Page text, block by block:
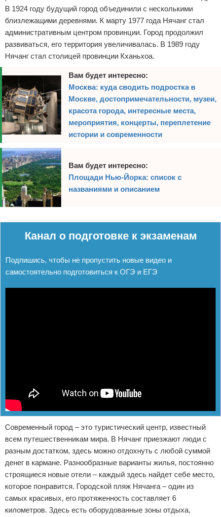
В 1924 году будущий город объединили с несколькими
близлежащими деревнями. К марту 1977 года Нячанг стал
административным центром провинции. Город продолжил
развиваться, его территория увеличивалась. В 1989 году
Нячанг стал столицей провинции Кханьхоа.
Вам будет интересно:
Москва: куда сводить подростка в
Москве, достопримечательности, музеи,
красота города, интересные места,
мероприятия, концерты, переплетение
истории и современности
Вам будет интересно:
Площади Нью-Йорка: список с
названиями и описанием
Канал о подготовке к экзаменам
Подпишись, чтобы не пропустить новые видео и
самостоятельно подготовиться к ОГЭ и ЕГЭ
Современный город – это туристический центр, известный
всем путешественникам мира. В Нячанг приезжают люди с
разным достатком, здесь можно отдохнуть с любой суммой
денег в кармане. Разнообразные варианты жилья, постоянно
строящиеся новые отели – каждый здесь найдет себе место,
которое понравится. Городской пляж Нячанга – один из
самых красивых, его протяженность составляет 6
километров. Здесь есть оборудованные зоны отдыха,